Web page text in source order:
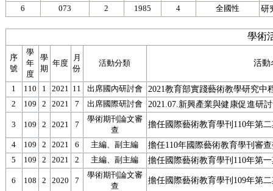
6 073 2 1985 4 全國性 研
學術
序
號
學
年
度
學
期
年度
月
份
活動分類 活動
1 110 1 2021 11 出席國內研討會 2021教育部實踐藝術教學研究中
2 109 2 2021 7 出席國際研討會 2021.07.新興產業與健康促進研
3 109 2 2021 7
學術期刊論文審
查
擔任國際藝術教育學刊110年第
4 109 2 2021 6 主編、副主編 擔任110年國際藝術教育學刊審
5 109 2 2021 2 主編、副主編 擔任國際藝術教育學刊110年第
6 108 2 2020 7
學術期刊論文審
查
擔任國際藝術教育學刊109年第